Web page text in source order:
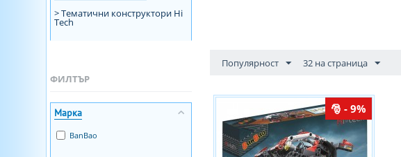
> Тематични конструктори Hi
Tech
ФИЛТЪР
Марка
BanBao
Популярност 32 на страница
- 9%